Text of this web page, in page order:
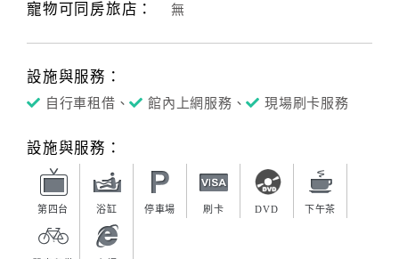
寵物可同房旅店： 無
設施與服務：
自行車租借、 館內上網服務、 現場刷卡服務
設施與服務：
第四台 浴缸 停車場 刷卡 DVD 下午茶